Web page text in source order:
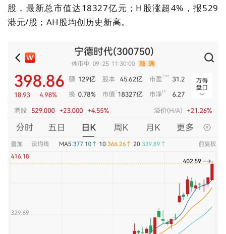
股，最新总市值达18327亿元； H 股涨超4% ，报529
港元/股； AH股均创历史新高。